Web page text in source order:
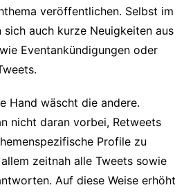
veröffentlichen. Selbst im
sich auch kurze Neuigkeiten aus
Eventankündigungen oder
Hand wäscht die andere.
nicht daran vorbei, Retweets
Profile zu
zeitnah alle Tweets sowie
Auf diese Weise erhöht